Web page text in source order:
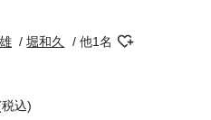
堀和久 他1名
込)